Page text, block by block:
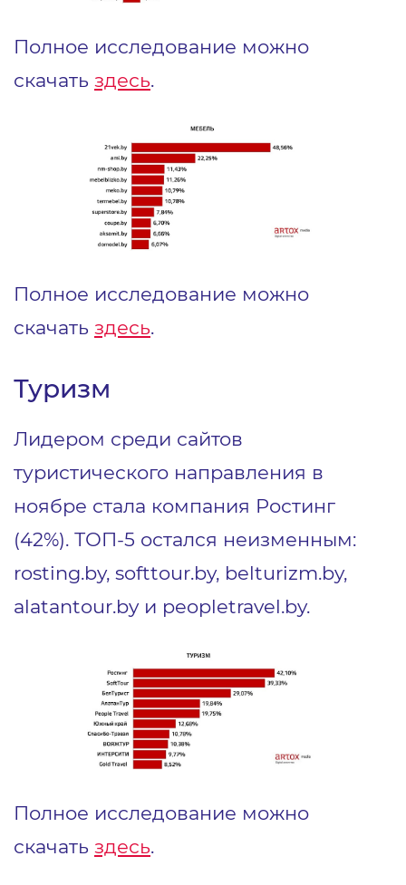
Полное исследование можно
скачать здесь.
Полное исследование можно
скачать здесь.
Туризм
Лидером среди сайтов
туристического направления в
ноябре стала компания Ростинг
(42%). ТОП-5 остался неизменным:
rosting.by, softtour.by, belturizm.by,
alatantour.by и peopletravel.by.
Полное исследование можно
скачать здесь.